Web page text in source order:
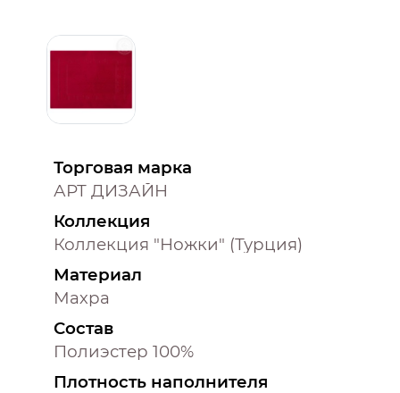
Торговая марка
АРТ ДИЗАЙН
Коллекция
Коллекция "Ножки" (Турция)
Материал
Махра
Состав
Полиэстер 100%
Плотность наполнителя